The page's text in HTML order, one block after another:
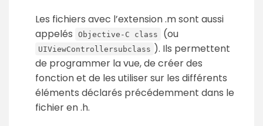
Les fichiers avec l’extension .m sont aussi
appelés
Objective-C class (ou
UIViewControllersubclass ). Ils permettent
de programmer la vue, de créer des
fonction et de les utiliser sur les différents
éléments déclarés précédemment dans le
fichier en .h.